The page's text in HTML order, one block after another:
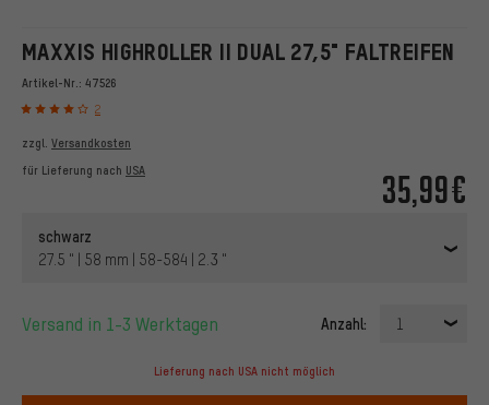
MAXXIS HIGHROLLER II DUAL 27,5" FALTREIFEN
Artikel-Nr.: 47526
2
35,99€
zzgl. Versandkosten
für Lieferung nach USA
schwarz
27.5 " | 58 mm | 58-584 | 2.3 "
Versand in 1-3 Werktagen Anzahl: 1
Lieferung nach USA nicht möglich